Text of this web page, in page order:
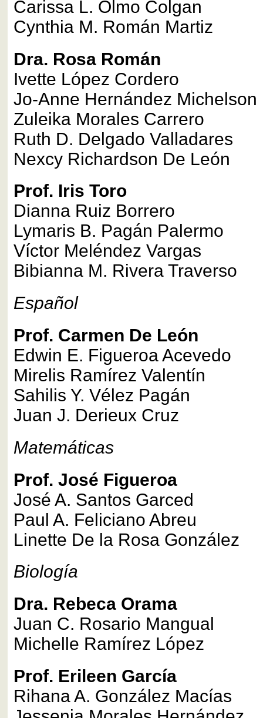
Carissa L. Olmo Colgan
Cynthia M. Román Martiz
Dra. Rosa Román
Ivette López Cordero
Jo-Anne Hernández Michelson
Zuleika Morales Carrero
Ruth D. Delgado Valladares
Nexcy Richardson De León
Prof. Iris Toro
Dianna Ruiz Borrero
Lymaris B. Pagán Palermo
Víctor Meléndez Vargas
Bibianna M. Rivera Traverso
Español
Prof. Carmen De León
Edwin E. Figueroa Acevedo
Mirelis Ramírez Valentín
Sahilis Y. Vélez Pagán
Juan J. Derieux Cruz
Matemáticas
Prof. José Figueroa
José A. Santos Garced
Paul A. Feliciano Abreu
Linette De la Rosa González
Biología
Dra. Rebeca Orama
Juan C. Rosario Mangual
Michelle Ramírez López
Prof. Erileen García
Rihana A. González Macías